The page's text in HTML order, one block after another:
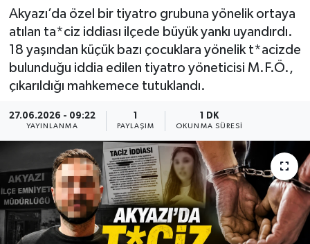
Akyazı’da özel bir tiyatro grubuna yönelik ortaya
atılan ta*ciz iddiası ilçede büyük yankı uyandırdı.
18 yaşından küçük bazı çocuklara yönelik t*acizde
bulunduğu iddia edilen tiyatro yöneticisi M.F.Ö.,
çıkarıldığı mahkemece tutuklandı.
27.06.2026 - 09:22
YAYINLANMA PAYLAŞIM
1 DK
OKUNMA SÜRESI